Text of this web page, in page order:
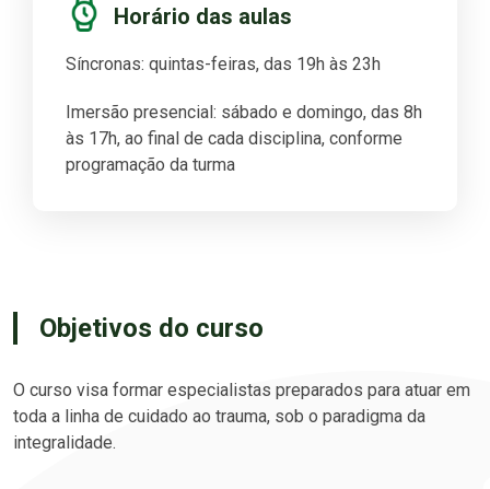
Horário das aulas
Síncronas: quintas-feiras, das 19h às 23h
Imersão presencial: sábado e domingo, das 8h
às 17h, ao final de cada disciplina, conforme
programação da turma
Objetivos do curso
O curso visa formar especialistas preparados para atuar em
toda a linha de cuidado ao trauma, sob o paradigma da
integralidade.